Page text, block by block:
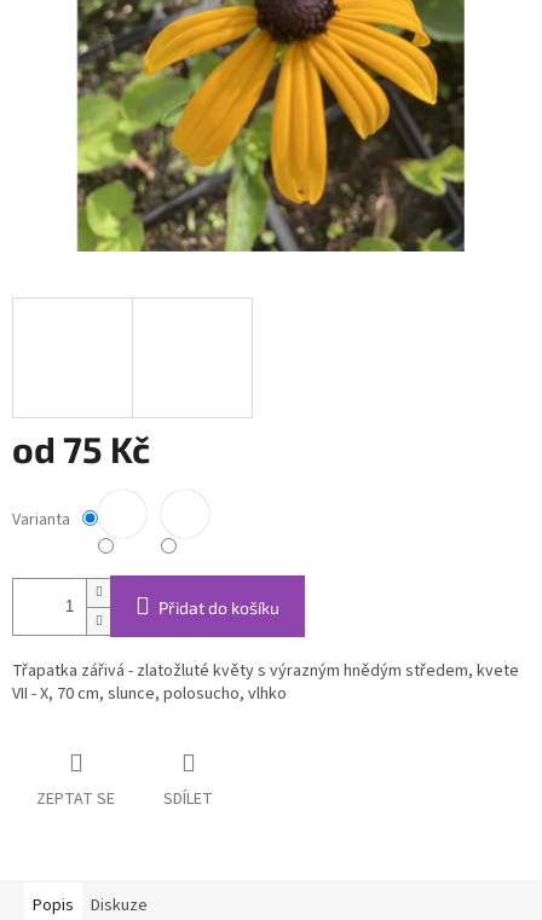
od 75 Kč
cena:
Varianta
Přidat do košíku
Třapatka zářivá - zlatožluté květy s výrazným hnědým středem, kvete
VII - X, 70 cm, slunce, polosucho, vlhko
ZEPTAT SE SDÍLET
Popis Diskuze